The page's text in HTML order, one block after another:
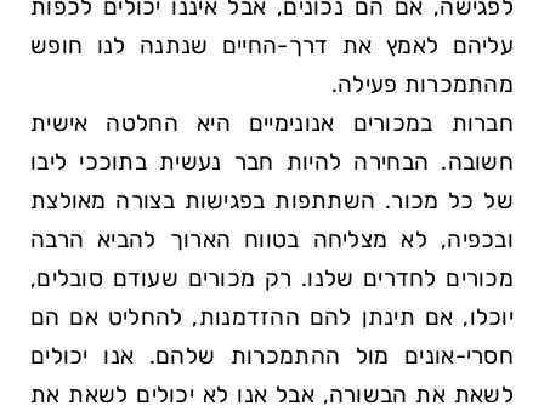
לפגישה, אם הם נכונים, אבל איננו יכולים לכפות
עליהם לאמץ את דרך-החיים שנתנה לנו חופש
מהתמכרות פעילה.
חברות במכורים אנונימיים היא החלטה אישית
חשובה. הבחירה להיות חבר נעשית בתוככי ליבו
של כל מכור. השתתפות בפגישות בצורה מאולצת
ובכפיה, לא מצליחה בטווח הארוך להביא הרבה
מכורים לחדרים שלנו. רק מכורים שעודם סובלים,
יוכלו, אם תינתן להם ההזדמנות, להחליט אם הם
חסרי-אונים מול ההתמכרות שלהם. אנו יכולים
לשאת את הבשורה, אבל אנו לא יכולים לשאת את